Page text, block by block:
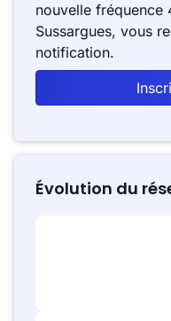
nouvelle fréquence
Sussargues, vous
notification.
Évolution du